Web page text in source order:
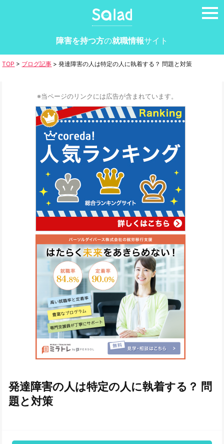
障害を持つ方の就職情報サイト
TOP > ブログ記事 >発達障害の人は特定の人に執着する？ 問題と対策
※当ページのリンクには広告が含まれています。
発達障害の人は特定の人に執着する？ 問
題と対策